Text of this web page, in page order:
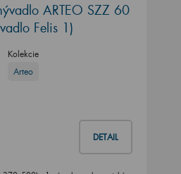
ARTEO SZZ 60
Felis 1)
Kolekcie
Arteo
DETAIL